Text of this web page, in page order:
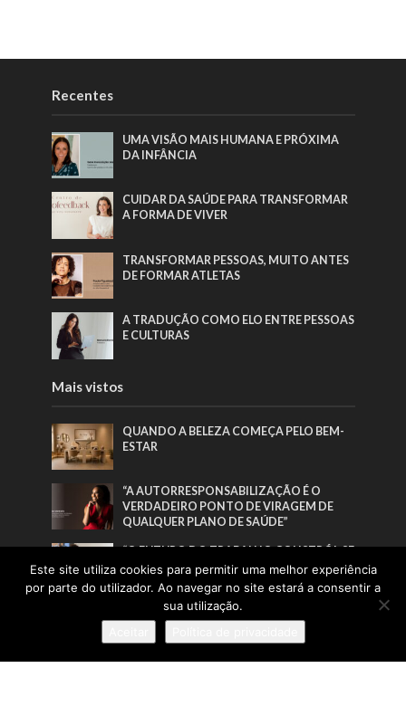
Recentes
UMA VISÃO MAIS HUMANA E PRÓXIMA
DA INFÂNCIA
CUIDAR DA SAÚDE PARA TRANSFORMAR
A FORMA DE VIVER
TRANSFORMAR PESSOAS, MUITO ANTES
DE FORMAR ATLETAS
A TRADUÇÃO COMO ELO ENTRE PESSOAS
E CULTURAS
Mais vistos
QUANDO A BELEZA COMEÇA PELO BEM-
ESTAR
“A AUTORRESPONSABILIZAÇÃO É O
VERDADEIRO PONTO DE VIRAGEM DE
QUALQUER PLANO DE SAÚDE”
“O FUTURO DO TRABALHO CONSTRÓI-SE
POR QUEM SE ATREVE A LIDERAR O
PRESENTE”
TRANSFORMAR IDEIAS EM IDENTIDADE
Este site utiliza cookies para permitir uma melhor experiência
por parte do utilizador. Ao navegar no site estará a consentir a
sua utilização.